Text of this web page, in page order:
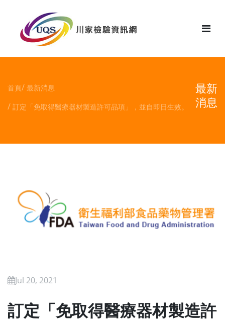
首頁 最新消息
訂定「免取得醫療器材製造許可品項」，並自即日生效。
最新
消息
Jul 20, 2021
訂定「免取得醫療器材製造許